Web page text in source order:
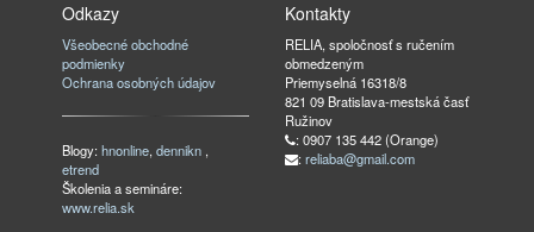
Odkazy
Všeobecné obchodné
podmienky
Ochrana osobných údajov
Blogy:hnonline,dennikn ,
etrend
Školenia a semináre:
www.relia.sk
Kontakty
RELIA, spoločnosť s ručením
obmedzeným
Priemyselná 16318/8
821 09 Bratislava-mestská časť
Ružinov
: 0907 135 442 (Orange)
: reliaba@gmail.com